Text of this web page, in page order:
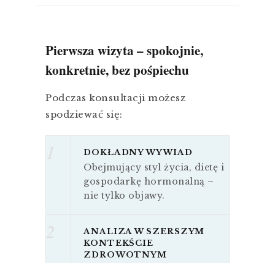
Pierwsza wizyta – spokojnie,
konkretnie, bez pośpiechu
Podczas konsultacji możesz
spodziewać się:
1 DOKŁADNY WYWIAD
Obejmujący styl życia, dietę i
gospodarkę hormonalną –
nie tylko objawy.
2
ANALIZA W SZERSZYM
KONTEKŚCIE
ZDROWOTNYM